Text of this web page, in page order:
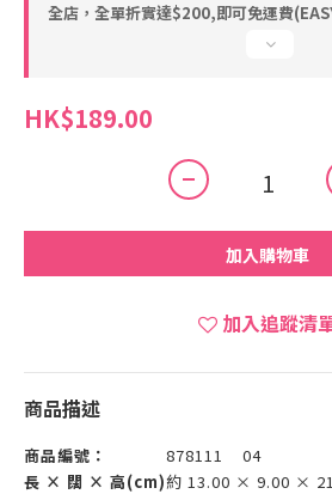
全店，全單折實達$200,即可免運費
HK$189.00
加入購物車
加入追蹤清
商品描述
商品編號：
878111 04
長 × 闊 × 高(cm)約 13.00 × 9.00 ×